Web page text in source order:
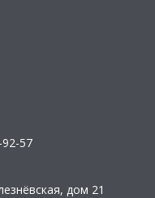
57
дом 21